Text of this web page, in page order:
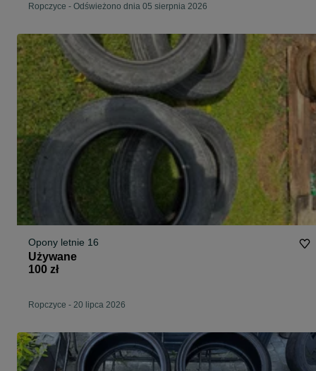
Ropczyce - Odświeżono dnia 05 sierpnia 2026
Opony letnie 16
Używane
100 zł
Ropczyce - 20 lipca 2026